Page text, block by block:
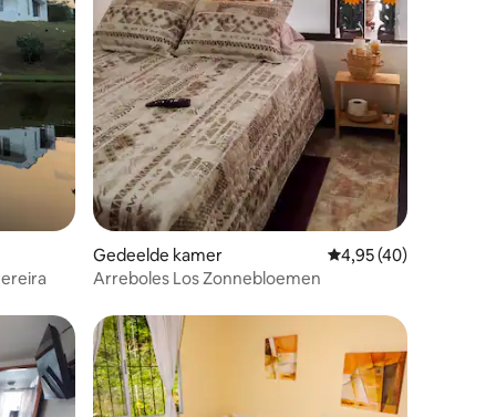
Gedeelde kamer Gemiddelde
4,95 (40)
Arreboles Los Zonnebloemen